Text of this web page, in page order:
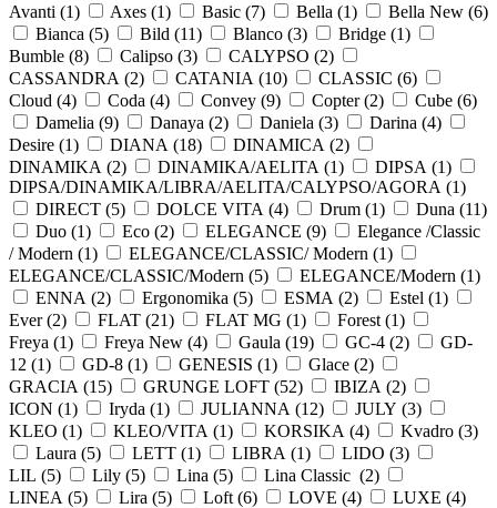
Avanti (1) Axes (1) Basic (7) Bella (1) Bella New (6)
Bianca (5) Bild (11) Blanco (3) Bridge (1)
Bumble (8) Calipso (3) CALYPSO (2)
CASSANDRA (2) CATANIA (10) CLASSIC (6)
Cloud (4) Coda (4) Convey (9) Copter (2) Cube (6)
Damelia (9) Danaya (2) Daniela (3) Darina (4)
Desire (1) DIANA (18) DINAMICA (2)
DINAMIKA (2) DINAMIKA/AELITA (1) DIPSA (1)
DIPSA/DINAMIKA/LIBRA/AELITA/CALYPSO/AGORA (1)
DIRECT (5) DOLCE VITA (4) Drum (1) Duna (11)
Duo (1) Eco (2) ELEGANCE (9)
Elegance /Classic
/ Modern (1) ELEGANCE/CLASSIC/ Modern (1)
ELEGANCE/CLASSIC/Modern (5) ELEGANCE/Modern (1)
ENNA (2) Ergonomika (5) ESMA (2) Estel (1)
Ever (2) FLAT (21) FLAT MG (1) Forest (1)
Freya (1) Freya New (4) Gaula (19) GC-4 (2)
GD-
12 (1) GD-8 (1) GENESIS (1) Glace (2)
GRACIA (15) GRUNGE LOFT (52) IBIZA (2)
ICON (1) Iryda (1) JULIANNA (12) JULY (3)
KLEO (1) KLEO/VITA (1) KORSIKA (4) Kvadro (3)
Laura (5) LETT (1) LIBRA (1) LIDO (3)
LIL (5) Lily (5) Lina (5) Lina Classic (2)
LINEA (5) Lira (5) Loft (6) LOVE (4) LUXE (4)